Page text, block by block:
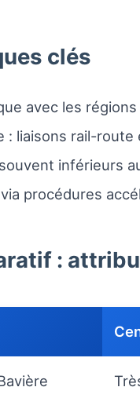
clés
avec les
: liaisons rail-
inférieurs
procédures
: